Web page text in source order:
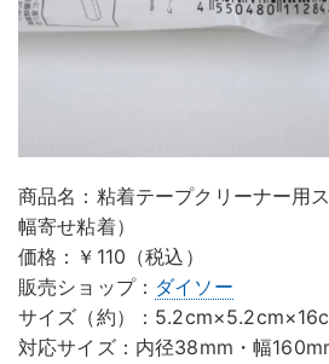
商品名：粘着テープクリーナー用
幅寄せ粘着）
価格：￥110（税込）
販売ショップ： ダイソー
サイズ（約）：
対応サイズ：内径38mm・幅